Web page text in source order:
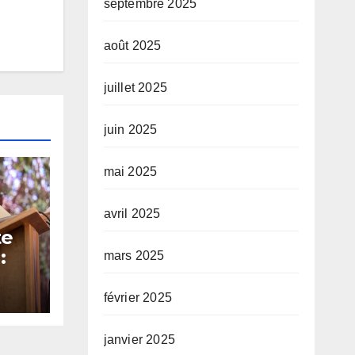
et
sa
septembre 2025
août 2025
juillet 2025
juin 2025
mai 2025
avril 2025
mars 2025
février 2025
janvier 2025